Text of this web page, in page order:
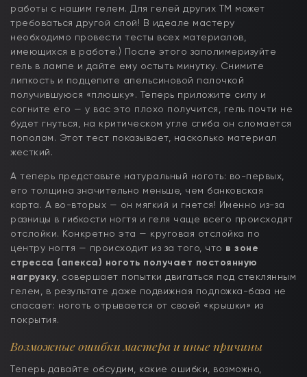
работы с нашим гелем. Для гелей других ТМ может
требоваться другой слой! В идеале мастеру
необходимо провести тесты всех материалов,
имеющихся в работе:) После этого заполимеризуйте
гель в лампе и дайте ему остыть минутку. Снимите
липкость и подцепите апельсиновой палочкой
получившуюся «плюшку». Теперь приложите силу и
согните его — у вас это плохо получится, гель почти не
будет гнуться, на критическом угле сгиба он сломается
пополам. Этот тест показывает, насколько материал
жесткий.
А теперь представьте натуральный ноготь: во-первых,
его толщина значительно меньше, чем банковская
карта. А во-вторых — он мягкий и гнется! Именно из-за
разницы в гибкости ногтя и геля чаще всего происходят
отслойки. Конкретно эта — круговая отслойка по
центру ногтя — происходит из за того, что в зоне
стресса (апекса) ноготь получает постоянную
нагрузку, совершает попытки двигаться под стеклянным
гелем, в результате даже подвижная подложка-база не
спасает: ноготь отрывается от своей «крышки» из
покрытия.
Возможные ошибки мастера и иные причины
Теперь давайте обсудим, какие ошибки, возможно,